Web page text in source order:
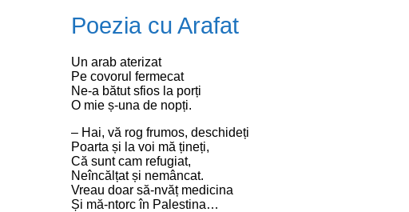
Poezia cu Arafat
Un arab aterizat
Pe covorul fermecat
Ne-a bătut sfios la porți
O mie ș-una de nopți.
– Hai, vă rog frumos, deschideți
Poarta și la voi mă țineți,
Că sunt cam refugiat,
Neîncălțat și nemâncat.
Vreau doar să-nvăț medicina
Și mă-ntorc în Palestina…